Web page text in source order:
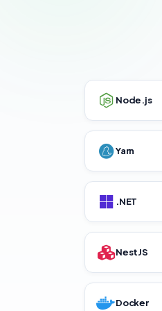
Node.js
Yarn
.NET
NestJS
Docker